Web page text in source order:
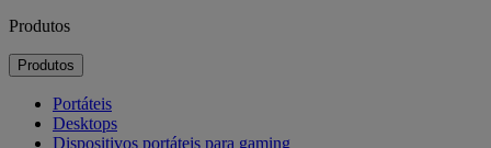
Produtos
Produtos
Portáteis
Desktops
Dispositivos portáteis para gaming